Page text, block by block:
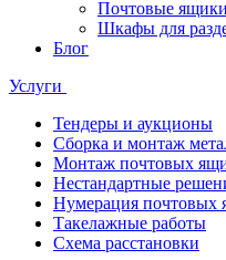
Почтовые ящики
Шкафы для
Блог
Услуги
Тендеры и аукционы
Сборка и монтаж
Монтаж почтовых
Нестандартные
Нумерация почтовых
Такелажные работы
Схема расстановки